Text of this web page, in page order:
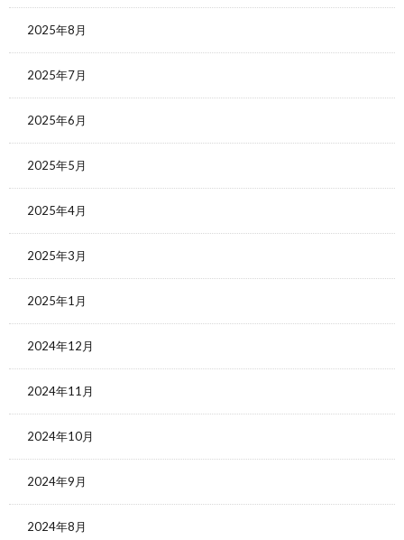
2025年8月
2025年7月
2025年6月
2025年5月
2025年4月
2025年3月
2025年1月
2024年12月
2024年11月
2024年10月
2024年9月
2024年8月